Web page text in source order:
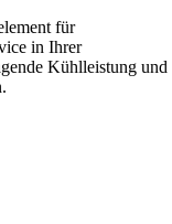
für
in Ihrer
Kühlleistung und